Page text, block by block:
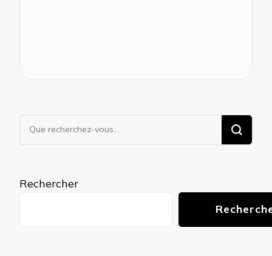
Vous
recherchiez
Rechercher